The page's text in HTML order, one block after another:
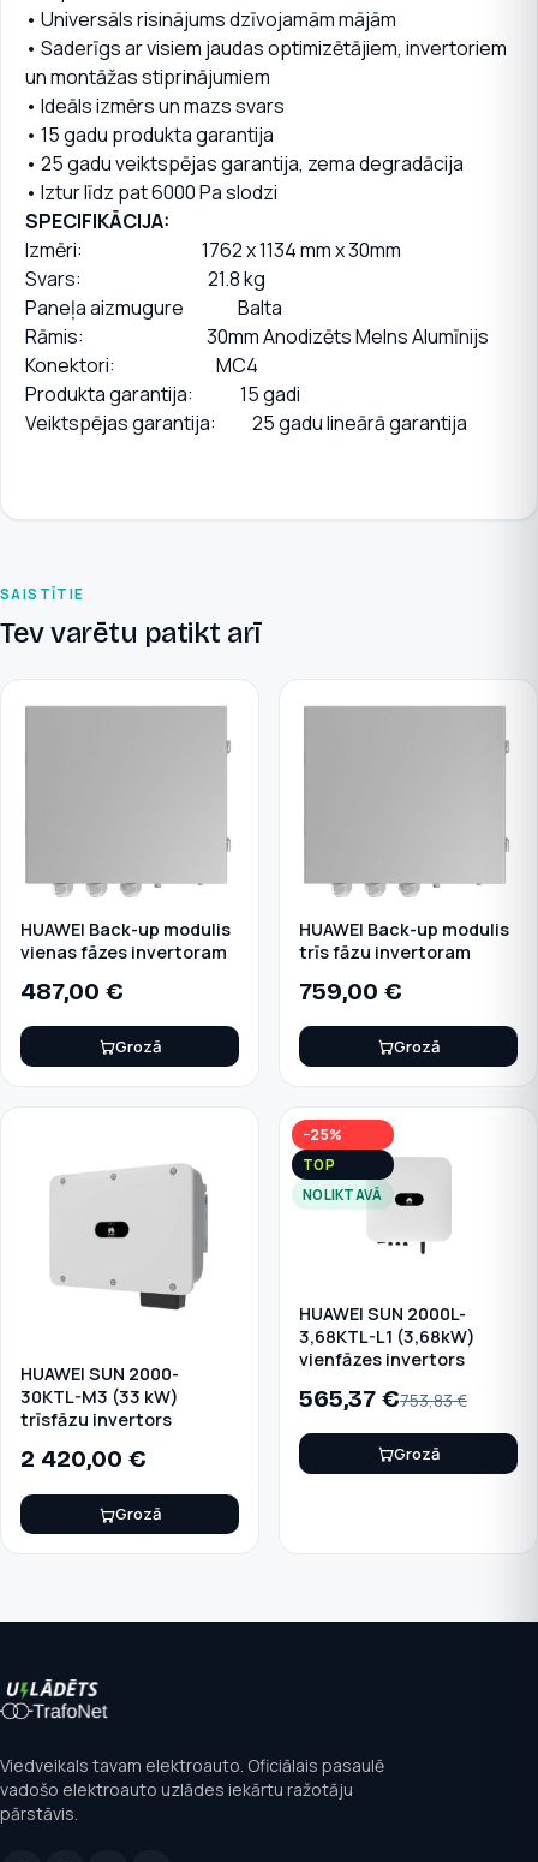
• Universāls risinājums dzīvojamām mājām
• Saderīgs ar visiem jaudas optimizētājiem, invertoriem
un montāžas stiprinājumiem
• Ideāls izmērs un mazs svars
• 15 gadu produkta garantija
• 25 gadu veiktspējas garantija, zema degradācija
• Iztur līdz pat 6000 Pa slodzi
SPECIFIKĀCIJA:
Izmēri: 1762 x 1134 mm x 30mm
Svars: 21.8 kg
Paneļa aizmugure Balta
Rāmis: 30mm Anodizēts Melns Alumīnijs
Konektori: MC4
Produkta garantija: 15 gadi
Veiktspējas garantija: 25 gadu lineārā garantija
SAISTĪTIE
Tev varētu patikt arī
HUAWEI Back-up modulis
vienas fāzes invertoram
487,00 €
Grozā
HUAWEI Back-up modulis
trīs fāzu invertoram
759,00 €
Grozā
HUAWEI SUN 2000-
30KTL-M3 (33 kW)
trīsfāzu invertors
2 420,00 €
Grozā
−25%
TOP
NOLIKTAVĀ
HUAWEI SUN 2000L-
3,68KTL-L1 (3,68kW)
vienfāzes invertors
565,37 €753,83€
Grozā
Viedveikals tavam elektroauto. Oficiālais pasaulē
vadošo elektroauto uzlādes iekārtu ražotāju
pārstāvis.